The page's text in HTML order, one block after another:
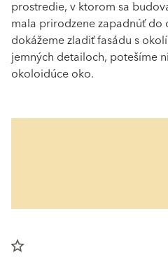
prostredie, v ktorom sa
mala prirodzene zapadnúť
dokážeme zladiť fasádu s
jemných detailoch, potešíme
okoloidúce oko.
star_border